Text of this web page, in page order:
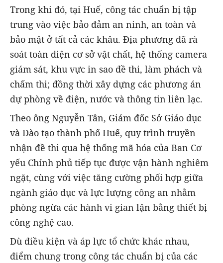
Trong khi đó, tại Huế, công tác chuẩn bị tập
trung vào việc bảo đảm an ninh, an toàn và
bảo mật ở tất cả các khâu. Địa phương đã rà
soát toàn diện cơ sở vật chất, hệ thống camera
giám sát, khu vực in sao đề thi, làm phách và
chấm thi; đồng thời xây dựng các phương án
dự phòng về điện, nước và thông tin liên lạc.
Theo ông Nguyễn Tân, Giám đốc Sở Giáo dục
và Đào tạo thành phố Huế, quy trình truyền
nhận đề thi qua hệ thống mã hóa của Ban Cơ
yếu Chính phủ tiếp tục được vận hành nghiêm
ngặt, cùng với việc tăng cường phối hợp giữa
ngành giáo dục và lực lượng công an nhằm
phòng ngừa các hành vi gian lận bằng thiết bị
công nghệ cao.
Dù điều kiện và áp lực tổ chức khác nhau,
điểm chung trong công tác chuẩn bị của các